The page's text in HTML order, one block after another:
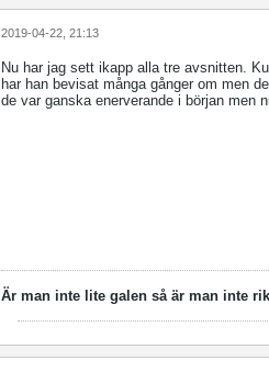
2019-04-22, 21:13
Nu har jag sett ikapp alla tre avsnitten.
har han bevisat många gånger om men
de var ganska enerverande i början men
Är man inte lite galen så är man inte